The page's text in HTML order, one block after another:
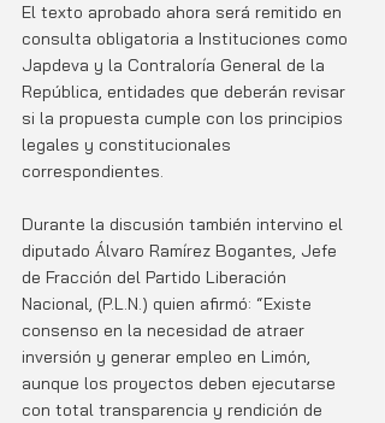
El texto aprobado ahora será remitido en
consulta obligatoria a Instituciones como
Japdeva y la Contraloría General de la
República, entidades que deberán revisar
si la propuesta cumple con los principios
legales y constitucionales
correspondientes.
Durante la discusión también intervino el
diputado Álvaro Ramírez Bogantes, Jefe
de Fracción del Partido Liberación
Nacional, (P.L.N.) quien afirmó: “Existe
consenso en la necesidad de atraer
inversión y generar empleo en Limón,
aunque los proyectos deben ejecutarse
con total transparencia y rendición de